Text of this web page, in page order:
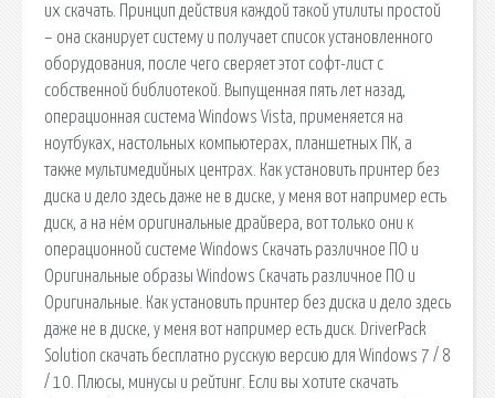
их скачать. Принцип действия каждой такой утилиты простой
– она сканирует систему и получает список установленного
оборудования, после чего сверяет этот софт-лист с
собственной библиотекой. Выпущенная пять лет назад,
операционная система Windows Vista, применяется на
ноутбуках, настольных компьютерах, планшетных ПК, а
также мультимедийных центрах. Как установить принтер без
диска и дело здесь даже не в диске, у меня вот например есть
диск, а на нём оригинальные драйвера, вот только они к
операционной системе Windows Скачать различное ПО и
Оригинальные образы Windows Скачать различное ПО и
Оригинальные. Как установить принтер без диска и дело здесь
даже не в диске, у меня вот например есть диск. DriverPack
Solution скачать бесплатно русскую версию для Windows 7 / 8
/ 10. Плюсы, минусы и рейтинг. Если вы хотите скачать